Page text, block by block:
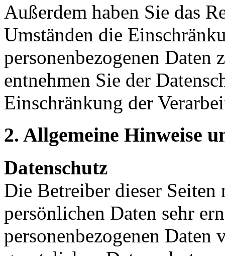
Außerdem haben Sie das
Umständen die
personenbezogenen Daten
entnehmen Sie der
Einschränkung der
2. Allgemeine Hinweise
Datenschutz
Die Betreiber dieser Seiten
persönlichen Daten sehr
personenbezogenen Daten